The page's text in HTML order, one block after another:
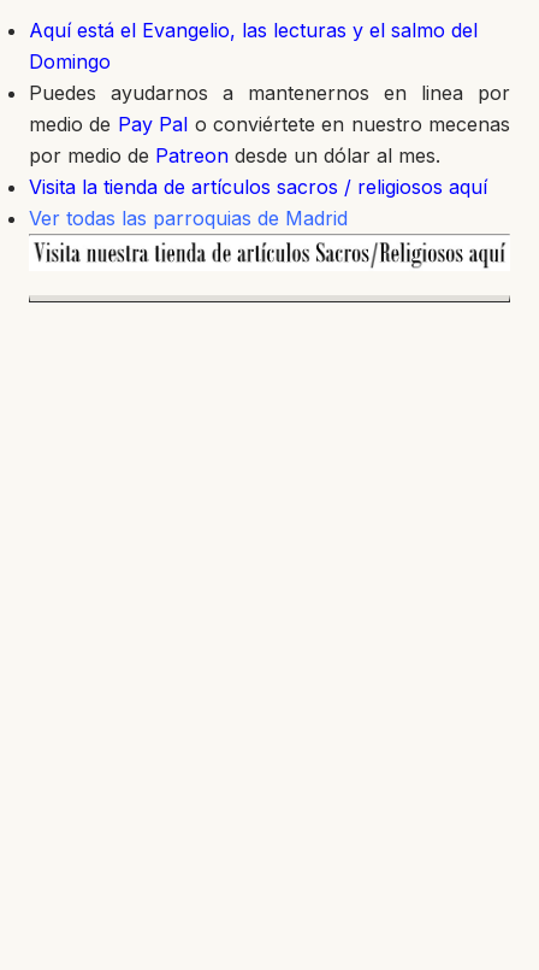
Aquí está el Evangelio, las lecturas y el salmo del
Domingo
Puedes ayudarnos a mantenernos en linea por
medio de Pay Pal o conviértete en nuestro mecenas
por medio de Patreon desde un dólar al mes.
Visita la tienda de artículos sacros / religiosos aquí
Ver todas las parroquias de Madrid